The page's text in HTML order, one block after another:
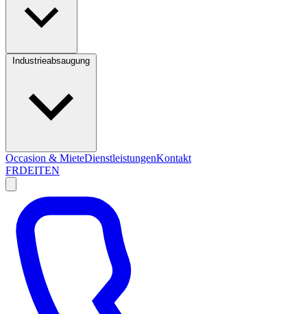
Occasion & MieteDienstleistungenKontakt
FRDEITEN